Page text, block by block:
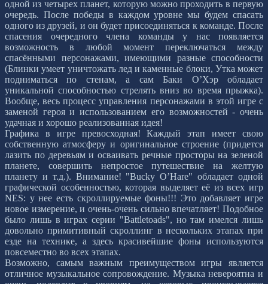
одной из четырех планет, которую можно проходить в первую
очередь. После победы в каждом уровне мы будем спасать
одного из друзей, и он будет присоединяться к команде. После
спасения очередного члена команды у нас появляется
возможность в любой момент переключаться между
спасёнными персонажами, имеющими разные способности
(Блинки умеет уничтожать лед и каменные блоки, Утка может
подниматься по стенам, а сам Баки О’Хэр обладает
уникальной способностью стрелять вниз во время прыжка).
Вообще, весь процесс управления персонажами в этой игре с
заменой героя и использованием его возможностей - очень
удачная и хорошо реализованная идея!
Графика в игре превосходная! Каждый этап имеет свою
собственную атмосферу и оригинальное строение (придется
лазить по деревьям и осваивать речные просторы на зеленой
планете, совершить непростое путешествие на желтую
планету и т.д.). Внимание! "Bucky O’Hare" обладает одной
графической особенностью, которая выделяет её из всех игр
NES: у нее есть скроллируемые фоны!!! Это добавляет игре
новое измерение, и очень-очень сильно впечатляет! Подобное
было лишь в играх серии "Battletoads", но там имелся лишь
довольно примитивный скроллинг в нескольких этапах при
езде на технике, а здесь красивейшие фоны используются
повсеместно во всех этапах.
Возможно, самым важным преимуществом игры является
отличное музыкальное сопровождение. Музыка невероятна и